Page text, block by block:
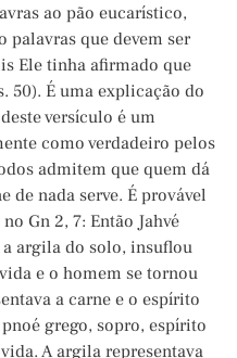
ao pão eucarístico,
palavras que devem ser
Ele tinha afirmado que
50). É uma explicação do
versículo é um
como verdadeiro pelos
admitem que quem dá
de nada serve. É provável
Gn 2, 7: Então Jahvé
argila do solo, insuflou
e o homem se tornou
a carne e o espírito
grego, sopro, espírito
A argila representava